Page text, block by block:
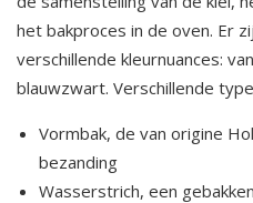
het bakproces in de oven. Er
verschillende kleurnuances:
blauwzwart. Verschillende
Vormbak, de van origine
bezanding
Wasserstrich, een